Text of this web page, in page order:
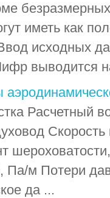
иметь как
исходных
выводится
Расчетный
Па/м Потери
да ...